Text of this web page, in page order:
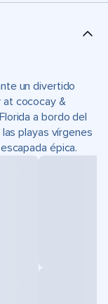
un divertido
cococay &
a bordo del
playas vírgenes
épica.